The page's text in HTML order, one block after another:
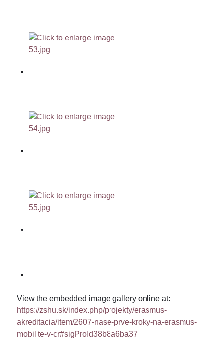
View the embedded image gallery online at:
https://zshu.sk/index.php/projekty/erasmus-
akreditacia/item/2607-nase-prve-kroky-na-erasmus-
mobilite-v-cr#sigProId38b8a6ba37